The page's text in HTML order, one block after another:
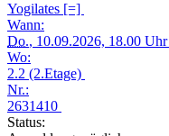
Yogilates [=]
Wann:
Do., 10.09.2026, 18.00 Uhr
Wo:
2.2 (2.Etage)
Nr.:
2631410
Status: